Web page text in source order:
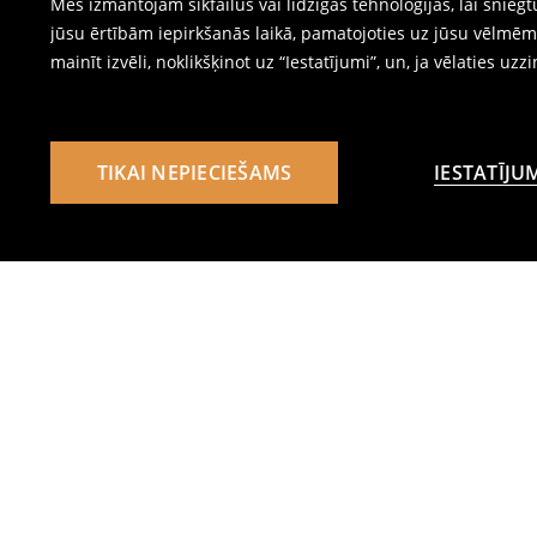
jūsu ērtībām iepirkšanās laikā, pamatojoties uz jūsu
mainīt izvēli, noklikšķinot uz “Iestatījumi”, un, ja vēlaties
TIKAI NEPIECIEŠAMS